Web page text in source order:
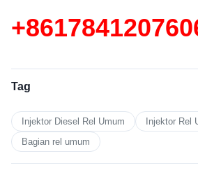
+86
Tag
Injektor Diesel Rel Umum
Injektor Rel
Bagian rel umum